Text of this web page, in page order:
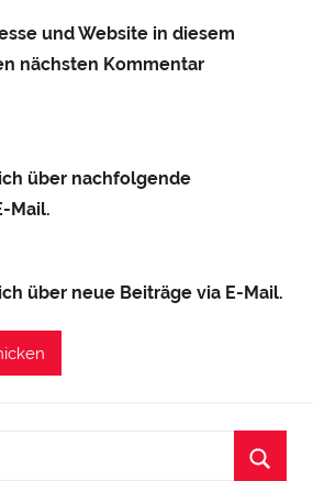
und Website in diesem
nächsten Kommentar
über nachfolgende
Mail.
über neue Beiträge via E-Mail.